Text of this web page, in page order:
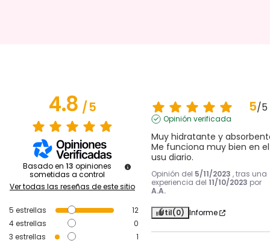
4.8/5
Basado en 13 opiniones
sometidas a control
Ver todas las reseñas de este sitio
5 estrellas
12
4estrellas
0
3 estrellas
1
5/5
Opinión verificada
Muy hidratante y
Me funciona muy bien en el
usu diario.
Opinión del 5/11/2023 , tras una
experiencia del 11/10/2023 por
A.A.
Útil(0) Informe